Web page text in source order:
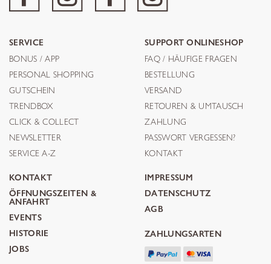
SERVICE
BONUS / APP
PERSONAL SHOPPING
GUTSCHEIN
TRENDBOX
CLICK & COLLECT
NEWSLETTER
SERVICE A-Z
SUPPORT ONLINESHOP
FAQ / HÄUFIGE FRAGEN
BESTELLUNG
VERSAND
RETOUREN & UMTAUSCH
ZAHLUNG
PASSWORT VERGESSEN?
KONTAKT
KONTAKT
ÖFFNUNGSZEITEN &
ANFAHRT
EVENTS
HISTORIE
JOBS
IMPRESSUM
DATENSCHUTZ
AGB
ZAHLUNGSARTEN